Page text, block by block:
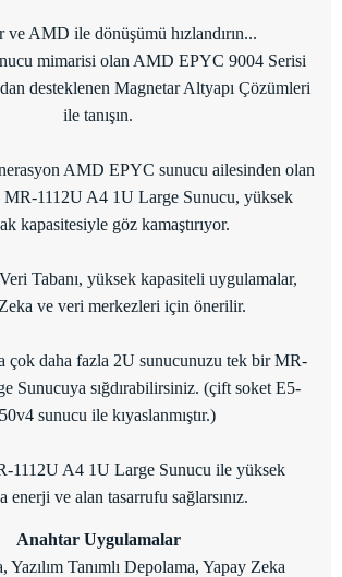
ve AMD ile dönüşümü hızlandırın...
mimarisi olan AMD EPYC 9004 Serisi
desteklenen Magnetar Altyapı Çözümleri
ile tanışın.
AMD EPYC sunucu ailesinden olan
1112U A4 1U Large Sunucu, yüksek
kapasitesiyle göz kamaştırıyor.
Tabanı, yüksek kapasiteli uygulamalar,
ve veri merkezleri için önerilir.
çok daha fazla 2U sunucunuzu tek bir MR-
Sunucuya sığdırabilirsiniz. (çift soket E5-
sunucu ile kıyaslanmıştır.)
1112U A4 1U Large Sunucu ile yüksek
enerji ve alan tasarrufu sağlarsınız.
Anahtar Uygulamalar
Yazılım Tanımlı Depolama, Yapay Zeka